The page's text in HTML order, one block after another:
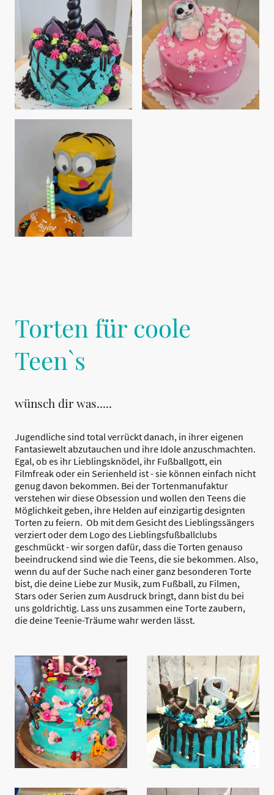
Torten für coole
Teen`s
wünsch dir was.....
Jugendliche sind total verrückt danach, in ihrer eigenen
Fantasiewelt abzutauchen und ihre Idole anzuschmachten.
Egal, ob es ihr Lieblingsknödel, ihr Fußballgott, ein
Filmfreak oder ein Serienheld ist - sie können einfach nicht
genug davon bekommen. Bei der Tortenmanufaktur
verstehen wir diese Obsession und wollen den Teens die
Möglichkeit geben, ihre Helden auf einzigartig designten
Torten zu feiern. Ob mit dem Gesicht des Lieblingssängers
verziert oder dem Logo des Lieblingsfußballclubs
geschmückt - wir sorgen dafür, dass die Torten genauso
beeindruckend sind wie die Teens, die sie bekommen. Also,
wenn du auf der Suche nach einer ganz besonderen Torte
bist, die deine Liebe zur Musik, zum Fußball, zu Filmen,
Stars oder Serien zum Ausdruck bringt, dann bist du bei
uns goldrichtig. Lass uns zusammen eine Torte zaubern,
die deine Teenie-Träume wahr werden lässt.